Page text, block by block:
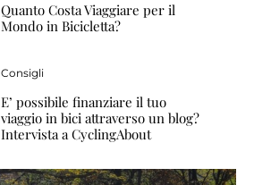
Quanto Costa Viaggiare per il
Mondo in Bicicletta?
Consigli
E’ possibile finanziare il tuo
viaggio in bici attraverso un blog?
Intervista a CyclingAbout